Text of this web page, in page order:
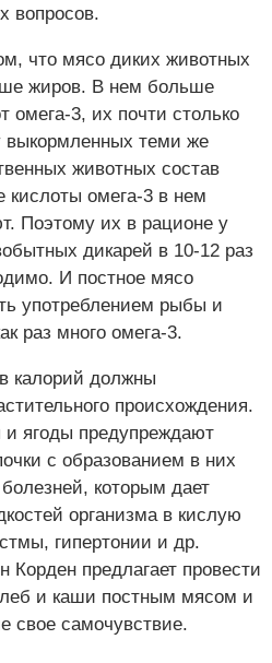
вопросов.
что мясо диких животных
жиров. В нем больше
омега-3, их почти столько
выкормленных теми же
животных состав
кислоты омега-3 в нем
Поэтому их в рационе у
дикарей в 10-12 раз
И постное мясо
употреблением рыбы и
раз много омега-3.
калорий должны
происхождения.
ягоды предупреждают
с образованием в них
которым дает
организма в кислую
гипертонии и др.
предлагает провести
и каши постным мясом и
свое самочувствие.